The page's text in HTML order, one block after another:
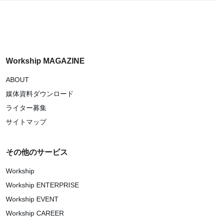
Workship MAGAZINE
ABOUT
媒体資料ダウンロード
ライター募集
サイトマップ
その他のサービス
Workship
Workship ENTERPRISE
Workship EVENT
Workship CAREER